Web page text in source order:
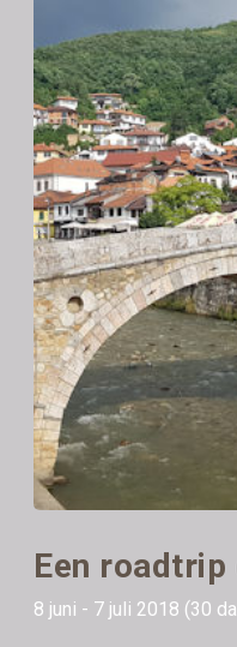
Een
8 juni - 7 juli 2018 (30